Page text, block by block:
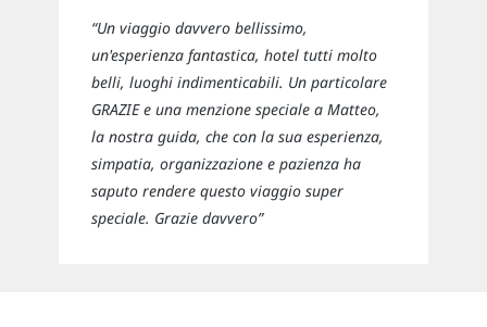
“Un viaggio davvero bellissimo,
un'esperienza fantastica, hotel tutti molto
belli, luoghi indimenticabili. Un particolare
GRAZIE e una menzione speciale a Matteo,
la nostra guida, che con la sua esperienza,
simpatia, organizzazione e pazienza ha
saputo rendere questo viaggio super
speciale. Grazie davvero”